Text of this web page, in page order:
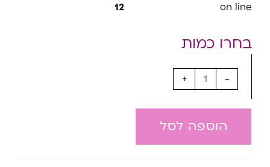
on line
12
-
+
הוספה לסל